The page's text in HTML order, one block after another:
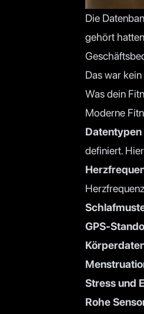
Die
gehört
Das war
Was dein
Moderne
Datentypen
definiert.
Herzfrequenz
GPS-
Stress und
Rohe